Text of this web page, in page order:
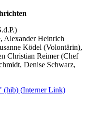
Alexander Heinrich
Ködel (Volontärin),
Christian Reimer (Chef
Denise Schwarz,
(hib) (Interner Link)